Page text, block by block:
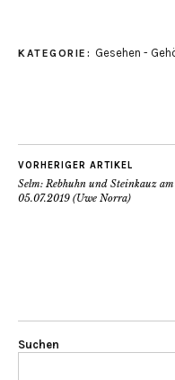
KATEGORIE: Gesehen -
VORHERIGER ARTIKEL
Selm: Rebhuhn und Steinkauz am
05.07.2019 (Uwe Norra)
Suchen